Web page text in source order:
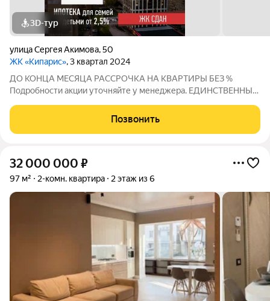
3D-тур
улица Сергея Акимова,50
ЖК «Кипарис», 3 квартал 2024
ДО КОНЦА МЕСЯЦА РАССРОЧКА НА КВАРТИРЫ БЕЗ %
Подробности акции уточняйте у менеджера. ЕДИНСТВЕННЫЙ
единственный на Мещере дом уровня Селект. Это осознанный
выбор качества жизни: продуманные строительные
Позвонить
32 000 000 ₽
97 м² 2-комн. квартира 2 этаж из 6